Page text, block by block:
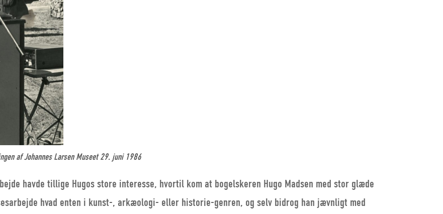
af Johannes Larsen Museet 29. juni 1986
havde tillige Hugos store interesse, hvortil kom at bogelskeren Hugo Madsen med stor glæde
hvad enten i kunst-, arkæologi- eller historie-genren, og selv bidrog han jævnligt med